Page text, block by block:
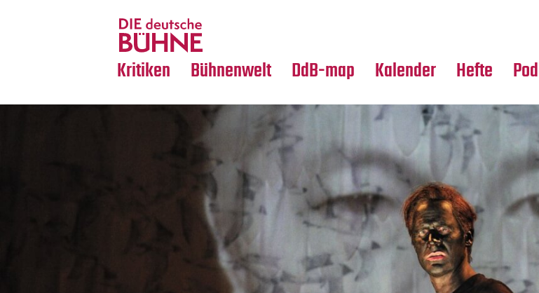
Kritiken
Crossover
Bühnenwelt
Medientipps
DdB-map Kalender Hefte